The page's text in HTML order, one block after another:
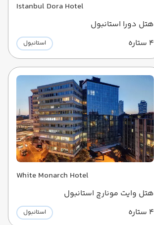
Istanbul Dora Hotel
هتل دورا استانبول
4 ستاره
استانبول
White Monarch Hotel
هتل وایت مونارچ استانبول
4 ستاره
استانبول